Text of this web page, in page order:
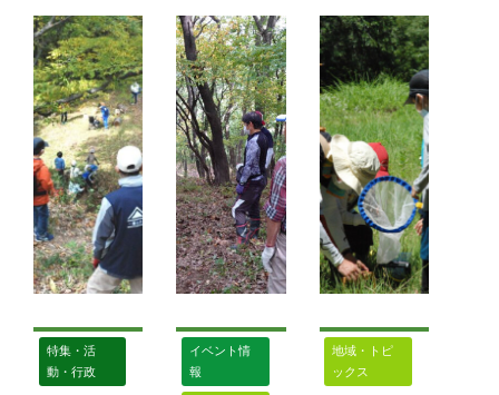
輪での草取り
を実施した。
これで今年の
伐採作業は終
了し、10月
の定例作業日
は山城狼煙リ
レーに向けた
準備作業の予
定。ドラム缶
続きを読む
一重山みらい
会議 令和５
年度 夏休
み 昆虫採集
教室を開催
７月30日
に令和５年度
の夏休み昆虫
採集教室を開
催。小学生の
か、屋代中学
校コンピュー
一重山と私と
屋代城 ～森
貘郎氏講演会
～ 一重山み
らい会議 一
重山みらい会
議は３月５
日、板画家の
森貘郎さんを
招いて講演会
と屋代城」を
開催した。森
特集・活
動・行政
イベント情
報
地域・トピ
ックス